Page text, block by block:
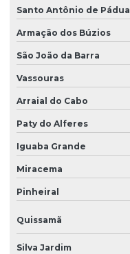
Santo Antônio de Pádua
Armação dos Búzios
São João da Barra
Vassouras
Arraial do Cabo
Paty do Alferes
Iguaba Grande
Miracema
Pinheiral
Quissamã
Silva Jardim